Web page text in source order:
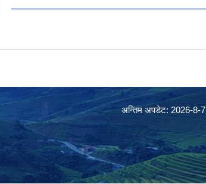
अन्तिम अपडेट: 2026-8-7